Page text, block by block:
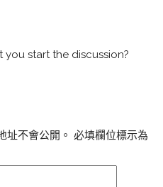
you start the discussion?
址不會公開。 必填欄位標示為